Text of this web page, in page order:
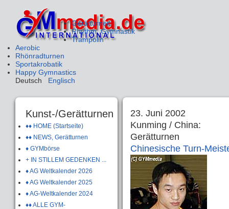
Gerätturnen
Rhythm. Gymnastik
Trampolin
Aerobic
Rhönradturnen
Sportakrobatik
Happy Gymnastics
Deutsch Englisch
Kunst-/Gerätturnen
♦♦ HOME (Startseite)
♦♦ NEWS, Gerätturnen
♦ GYMbörse
+ IN STILLEM GEDENKEN ...
♦ AG Weltkalender 2026
♦ AG Weltkalender 2025
♦ AG-Weltkalender 2024
♦♦ ALLE GYM-
23. Juni 2002
Kunming / China:
Gerätturnen
Chinesische Turn-